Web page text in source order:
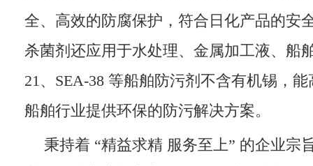
全、高效的防腐保护，符合日化产品的安
杀菌剂还应用于水处理、金属加工液、船
21、SEA-38 等船舶防污剂不含有机锡，
船舶行业提供环保的防污解决方案。
秉持着 “精益求精 服务至上” 的企业宗